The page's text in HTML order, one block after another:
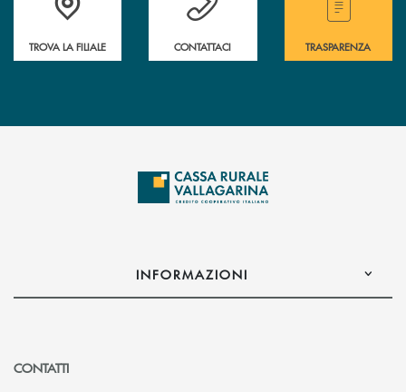
TROVA LA FILIALE CONTATTACI TRASPARENZA
INFORMAZIONI
CONTATTI